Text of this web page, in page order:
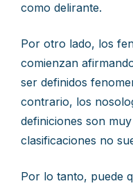
como delirante.
Por otro lado, los
comienzan
ser definidos
contrario, los
definiciones son
clasificaciones no
Por lo tanto, puede